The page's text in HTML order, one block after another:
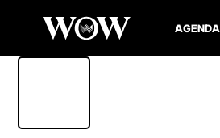
AGENDA